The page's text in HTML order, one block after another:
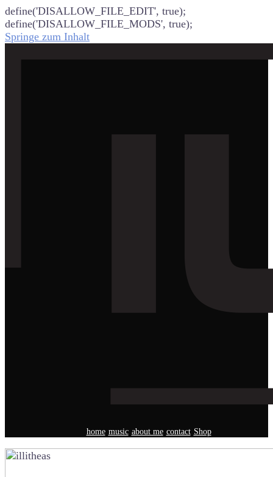
define('DISALLOW_FILE_EDIT', true);
define('DISALLOW_FILE_MODS', true);
Springe zum Inhalt
home music about me contact Shop